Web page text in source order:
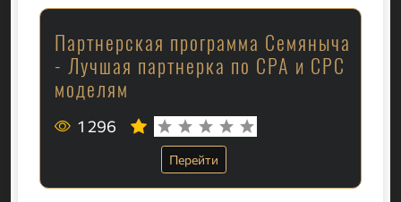
Партнерская программа Семяныча
- Лучшая партнерка по CPA и CPC
моделям
1 296
Перейти